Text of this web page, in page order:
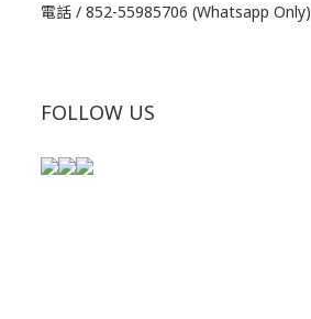
電話 / 852-55985706 (Whatsapp Only)
FOLLOW US